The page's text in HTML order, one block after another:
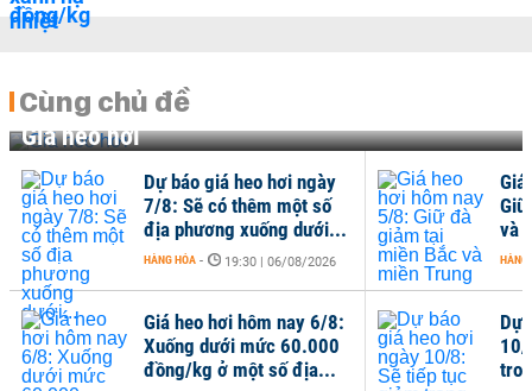
Cùng chủ đề
Giá heo hơi
Dự
10/
Dự báo giá heo hơi ngày
7/8: Sẽ có thêm một số
địa phương xuống dưới...
HÀNG HÓA - 19:30 | 06/08/2026
Giá heo hơi hôm nay 6/8:
Xuống dưới mức 60.000
đồng/kg ở một số địa...
và
HÀNG